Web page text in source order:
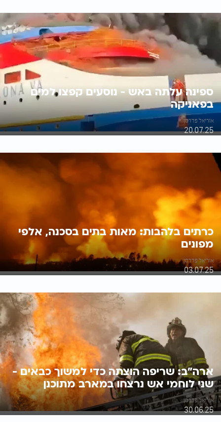
ספינה עלתה באש - נוסעים קפצו למים
בפאניקה
אוריאל פדרמן
20.07.25
כרתים בלהבות: מאות בתים בסכנה, אלפי
מפונים
אוריאל פדרמן
03.07.25
ארה"ב: שריפה הוצתה כדי למשוך כבאים -
שני לוחמי אש נרצחו במארב מתוכנן
אוריאל פדרמן
30.06.25